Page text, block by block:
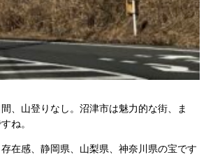
、山登りなし。沼津市は魅力的な街、ま
ね。
在感、静岡県、山梨県、神奈川県の宝です